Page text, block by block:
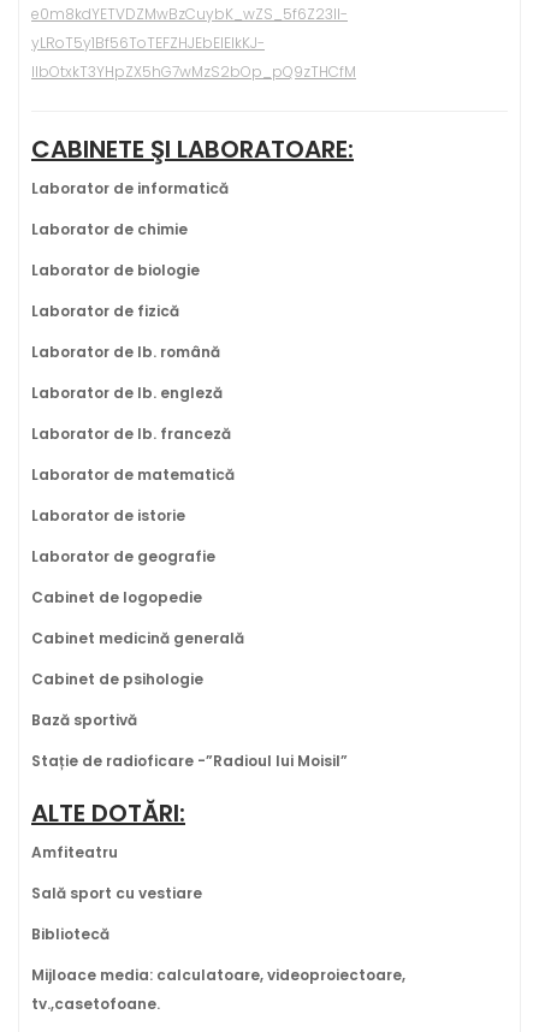
e0m8kdYETVDZMwBzCuybK_wZS_5f6Z23lI-
yLRoT5y1Bf56ToTEFZHJEbElElkKJ-
IlbOtxkT3YHpZX5hG7wMzS2bOp_pQ9zTHCfM
CABINETE ŞI LABORATOARE:
Laborator de informatică
Laborator de chimie
Laborator de biologie
Laborator de fizică
Laborator de lb. română
Laborator de lb. engleză
Laborator de lb. franceză
Laborator de matematică
Laborator de istorie
Laborator de geografie
Cabinet de logopedie
Cabinet medicină generală
Cabinet de psihologie
Bază sportivă
Stație de radioficare -”Radioul lui Moisil”
ALTE DOTĂRI:
Amfiteatru
Sală sport cu vestiare
Bibliotecă
Mijloace media: calculatoare, videoproiectoare,
tv.,casetofoane.